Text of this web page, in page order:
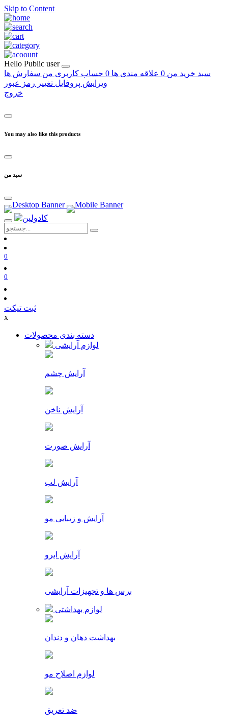
Skip to Content
Hello Public user
سبد خرید من 0 علاقه مندی ها 0 حساب کاربری من سفارش ها
ویرایش پروفایل تغییر رمز عبور
خروج
You may also like this products
سبد من
0
0
ثبت تیکت
x
دسته بندی محصولات
لوازم آرایشی
آرایش چشم
آرایش ناخن
آرایش صورت
آرایش لب
آرایش و زیبایی مو
آرایش ابرو
برس ها و تجهیزات آرایشی
لوازم بهداشتی
بهداشت دهان و دندان
لوازم اصلاح مو
ضد تعریق